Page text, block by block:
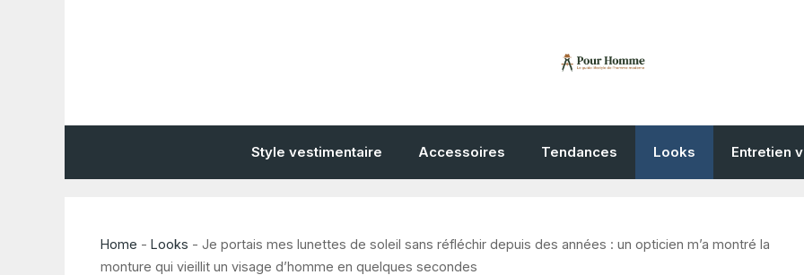
Style vestimentaire Accessoires Tendances Looks Entretien
Home - Looks - Je portais mes lunettes de soleil sans réfléchir depuis des années : un opticien m’a montré la
monture qui vieillit un visage d’homme en quelques secondes